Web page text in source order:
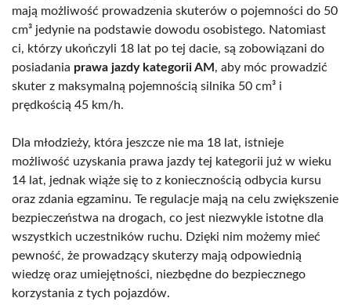
mają możliwość prowadzenia skuterów o pojemności do 50
cm³ jedynie na podstawie dowodu osobistego. Natomiast
ci, którzy ukończyli 18 lat po tej dacie, są zobowiązani do
posiadania prawa jazdy kategorii AM , aby móc prowadzić
skuter z maksymalną pojemnością silnika 50 cm³ i
prędkością 45 km/h.
Dla młodzieży, która jeszcze nie ma 18 lat, istnieje
możliwość uzyskania prawa jazdy tej kategorii już w wieku
14 lat, jednak wiąże się to z koniecznością odbycia kursu
oraz zdania egzaminu. Te regulacje mają na celu zwiększenie
bezpieczeństwa na drogach, co jest niezwykle istotne dla
wszystkich uczestników ruchu. Dzięki nim możemy mieć
pewność, że prowadzący skuterzy mają odpowiednią
wiedzę oraz umiejętności, niezbędne do bezpiecznego
korzystania z tych pojazdów.